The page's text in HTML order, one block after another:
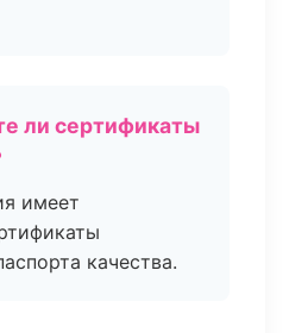
ли сертификаты
имеет
качества.